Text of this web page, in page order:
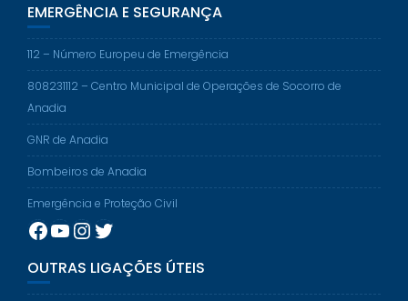
EMERGÊNCIA E SEGURANÇA
112 – Número Europeu de Emergência
808231112 – Centro Municipal de Operações de Socorro de
Anadia
GNR de Anadia
Bombeiros de Anadia
Emergência e Proteção Civil
Facebook
YouTube
Instagram
Twitter
OUTRAS LIGAÇÕES ÚTEIS